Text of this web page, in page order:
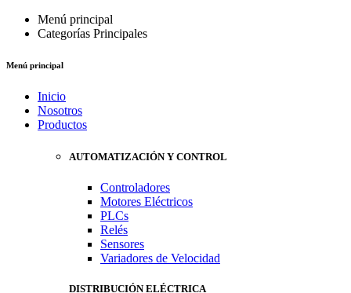
Menú principal
Categorías Principales
Menú principal
Inicio
Nosotros
Productos
AUTOMATIZACIÓN Y CONTROL
Controladores
Motores Eléctricos
PLCs
Relés
Sensores
Variadores de Velocidad
DISTRIBUCIÓN ELÉCTRICA